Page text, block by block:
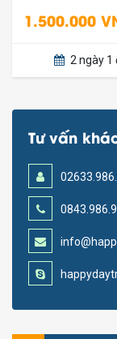
1.500.000
2 ngày 1
Tư vấn